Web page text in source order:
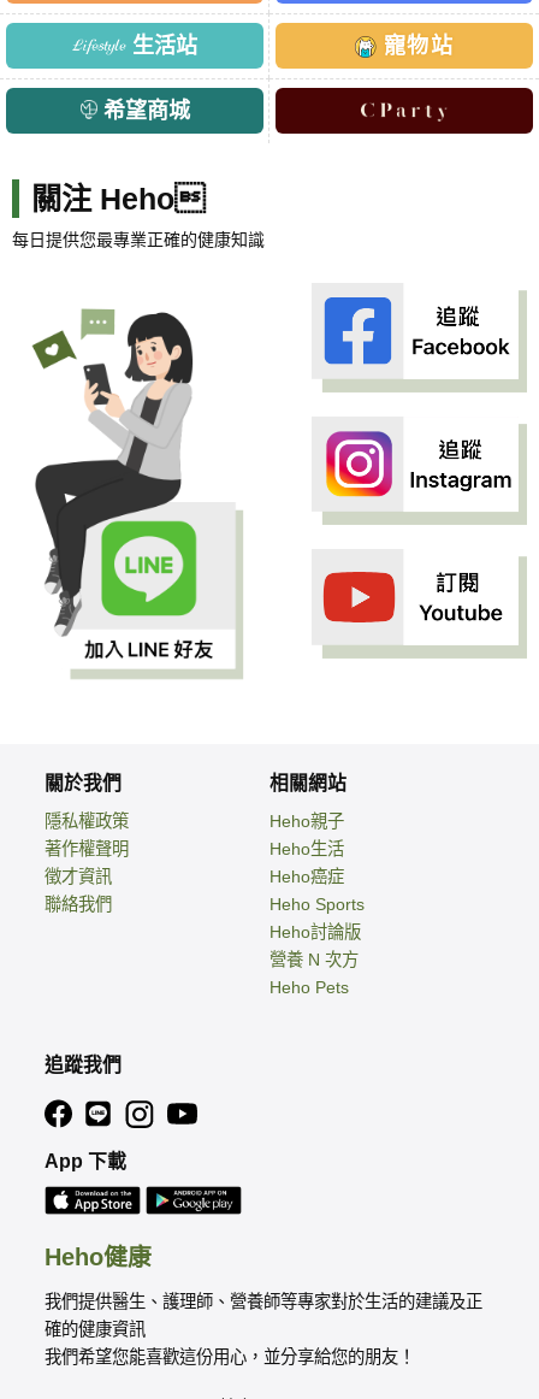
生活站 寵物站
希望商城
關注 Heho
每日提供您最專業正確的健康知識
Heho健康
我們提供醫生、護理師、營養師等專家對於生活的建議及正
確的健康資訊
我們希望您能喜歡這份用心，並分享給您的朋友！
關於我們
隱私權政策
著作權聲明
徵才資訊
聯絡我們
相關網站
Heho親子
Heho生活
Heho癌症
Heho Sports
Heho討論版
營養 N 次方
Heho Pets
追蹤我們
App 下載